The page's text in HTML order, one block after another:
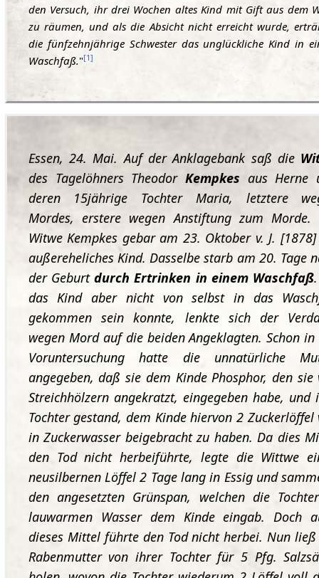
den Versuch, ihr drei Wochen altes Kind mit Gift aus dem
zu räumen, und als die Absicht nicht erreicht wurde,
die fünfzehnjährige Schwester das unglückliche Kind in
Waschfaß."[1]
Essen, 24. Mai. Auf der Anklagebank saß die
des Tagelöhners Theodor Kempkes aus Herne
deren 15jährige Tochter Maria, letztere
Mordes, erstere wegen Anstiftung zum Morde.
Witwe Kempkes gebar am 23. Oktober v. J.
außereheliches Kind. Dasselbe starb am 20. Tage
der Geburtdurch Ertrinken in einem Waschfaß
das Kind aber nicht von selbst in das
gekommen sein konnte, lenkte sich der
wegen Mord auf die beiden Angeklagten. Schon in
Voruntersuchung hatte die unnatürliche
angegeben, daß sie dem Kinde Phosphor, den sie
Streichhölzern angekratzt, eingegeben habe, und
Tochter gestand, dem Kinde hiervon 2 Zuckerlöffel
in Zuckerwasser beigebracht zu haben. Da dies
den Tod nicht herbeiführte, legte die Wittwe
neusilbernen Löffel 2 Tage lang in Essig und
den angesetzten Grünspan, welchen die
lauwarmen Wasser dem Kinde eingab. Doch
dieses Mittel führte den Tod nicht herbei. Nun
Rabenmutter von ihrer Tochter für 5 Pfg.